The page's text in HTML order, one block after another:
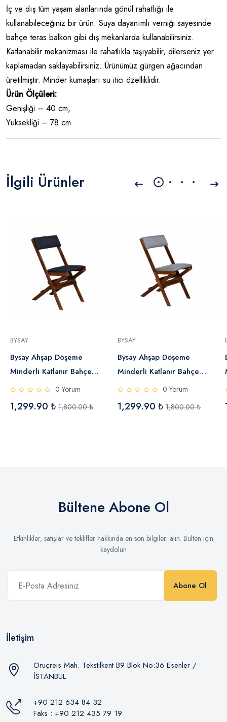
İç ve dış tüm yaşam alanlarında gönül rahatlığı ile
kullanabileceğiniz bir ürün. Suya dayanımlı verniği sayesinde
bahçe teras balkon gibi dış mekanlarda kullanabilirsiniz.
Katlanabilir mekanizması ile rahatlıkla taşıyabilir, dilerseniz yer
kaplamadan saklayabilirsiniz. Ürünümüz gürgen ağacından
üretilmiştir. Minder kumaşları su itici özelliklidir.
Ürün Ölçüleri:
Genişliği – 40 cm,
Yüksekliği – 78 cm
İlgili Ürünler
BYSAY
Bysay Ahşap Döşeme
Minderli Katlanır Bahçe
Mutfak Balkon Teras
Sandalyesi (Ceviz-Antrasit)
0 Yorum
1,299.90 ₺ 1,800.00 ₺
BYSAY
Bysay Ahşap Döşeme
Minderli Katlanır Bahçe
Mutfak Balkon Teras
Sandalyesi (Ceviz-Gri)
0 Yorum
1,299.90 ₺ 1,800.00 ₺
Bültene Abone Ol
Etkinlikler, satışlar ve teklifler hakkında en son bilgileri alın. Bülten için
kaydolun
Abone Ol
İletişim
Oruçreis Mah. Tekstilkent B9 Blok No:36 Esenler /
İSTANBUL
+90 212 634 84 32
Faks : +90 212 435 79 19